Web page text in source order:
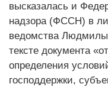
высказалась и
надзора (ФССН) в
ведомства Людмилы
тексте документа
определения
господдержки,